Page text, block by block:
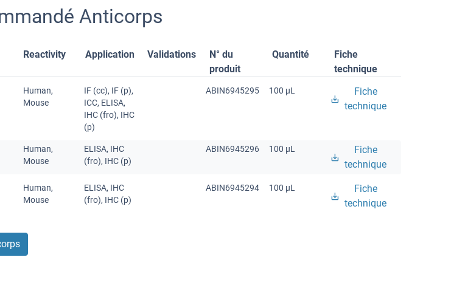
Anticorps
Reactivity Application Validations
N° du
produit
Quantité
Fiche
technique
Human,
Mouse
IF (cc), IF (p),
ICC, ELISA,
IHC (fro), IHC
(p)
ABIN6945295 100 μL
Fiche
technique
Human,
Mouse
ELISA, IHC
(fro), IHC (p)
ABIN6945296 100 μL
Fiche
technique
Human,
Mouse
ELISA, IHC
(fro), IHC (p)
ABIN6945294 100 μL
Fiche
technique